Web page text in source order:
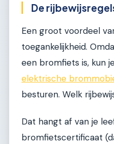
De
Een groot voordeel
toegankelijkheid.
een bromfiets is, kun
elektrische
besturen. Welk
Dat hangt af van je
bromfietscertificaat